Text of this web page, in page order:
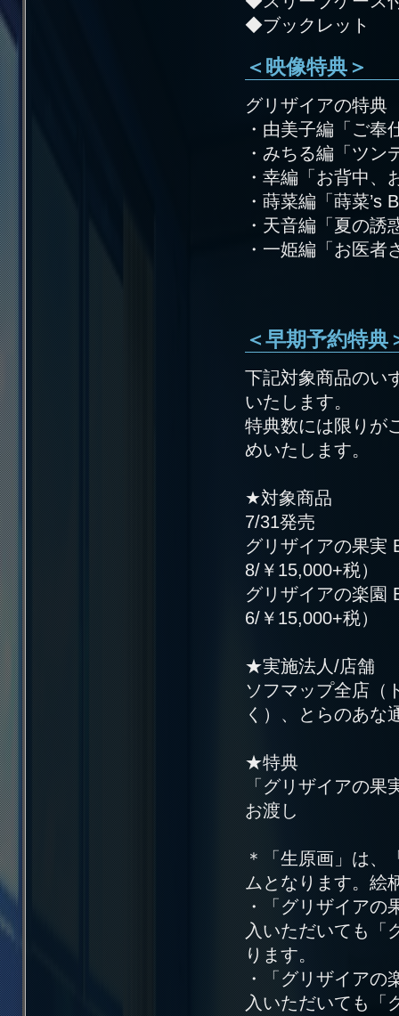
◆ブックレット
＜映像特典＞
グリザイアの特
・由美子編「ご奉
・みちる編「ツ
・幸編「お背中、
・蒔菜編「蒔菜’s
・天音編「夏の誘
・一姫編「お医者
＜早期予約特典
下記対象商品のい
いたします。
特典数には限りが
めいたします。
★対象商品
7/31発売
グリザイアの果実
8/￥15,000+税）
グリザイアの楽園
6/￥15,000+税）
★実施法人/店舗
ソフマップ全店（
く）、とらのあな
★特典
「グリザイアの
お渡し
＊「生原画」は、
ムとなります。絵
・「グリザイア
入いただいても「
ります。
・「グリザイア
入いただいても「